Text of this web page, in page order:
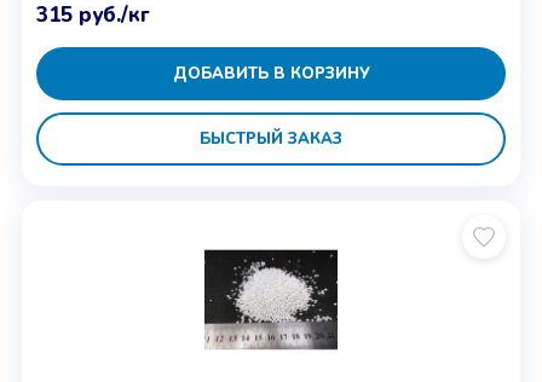
315 руб./кг
ДОБАВИТЬ В КОРЗИНУ
БЫСТРЫЙ ЗАКАЗ